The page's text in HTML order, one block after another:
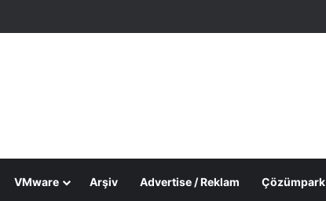
VMware Arşiv Advertise / Reklam Çözümpark